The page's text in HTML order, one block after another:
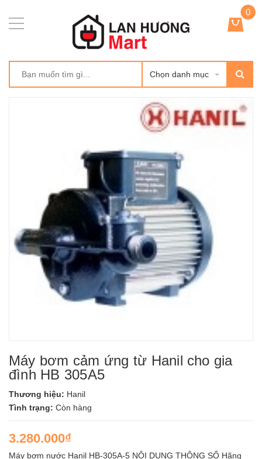
Chọn danh mục
0
Máy bơm cảm ứng từ Hanil cho gia
đình HB 305A5
Thương hiệu: Hanil
Tình trạng: Còn hàng
3.280.000₫
Máy bơm nước Hanil HB-305A-5 NỘI DUNG THÔNG SỐ Hãng